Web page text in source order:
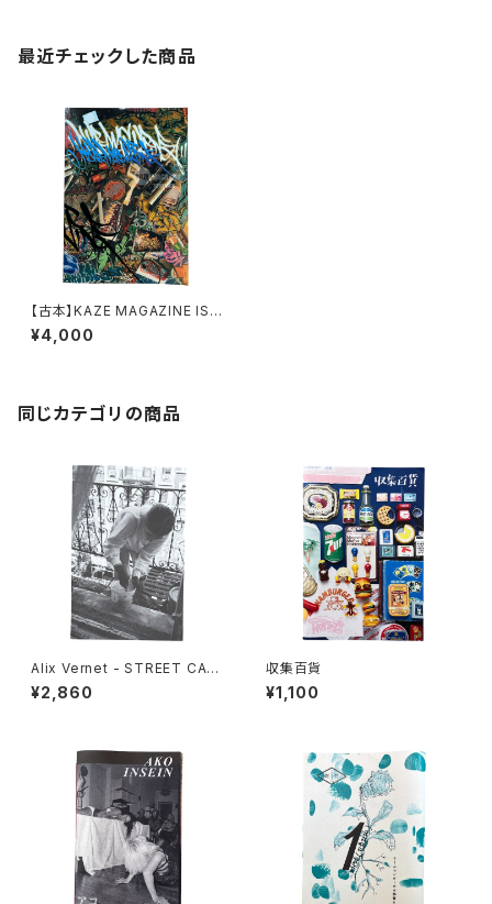
最近チェックした商品
【古本】KAZE MAGAZINE ISS
UE 13
¥4,000
同じカテゴリの商品
Alix Vernet - STREET CAS
TS
¥2,860
収集百貨
¥1,100